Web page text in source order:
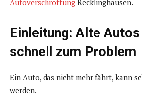
Autoverschrottung Recklinghausen.
Einleitung: Alte
schnell zum Problem
Ein Auto, das nicht mehr fährt, kann
werden.